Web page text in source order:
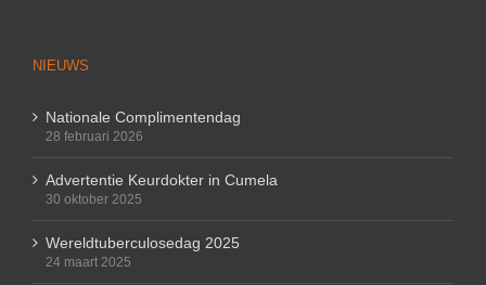
NIEUWS
Nationale Complimentendag
28 februari 2026
Advertentie Keurdokter in Cumela
30 oktober 2025
Wereldtuberculosedag 2025
24 maart 2025